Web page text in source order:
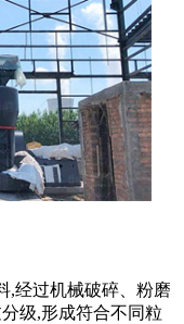
,经过机械破碎、粉磨
级,形成符合不同粒